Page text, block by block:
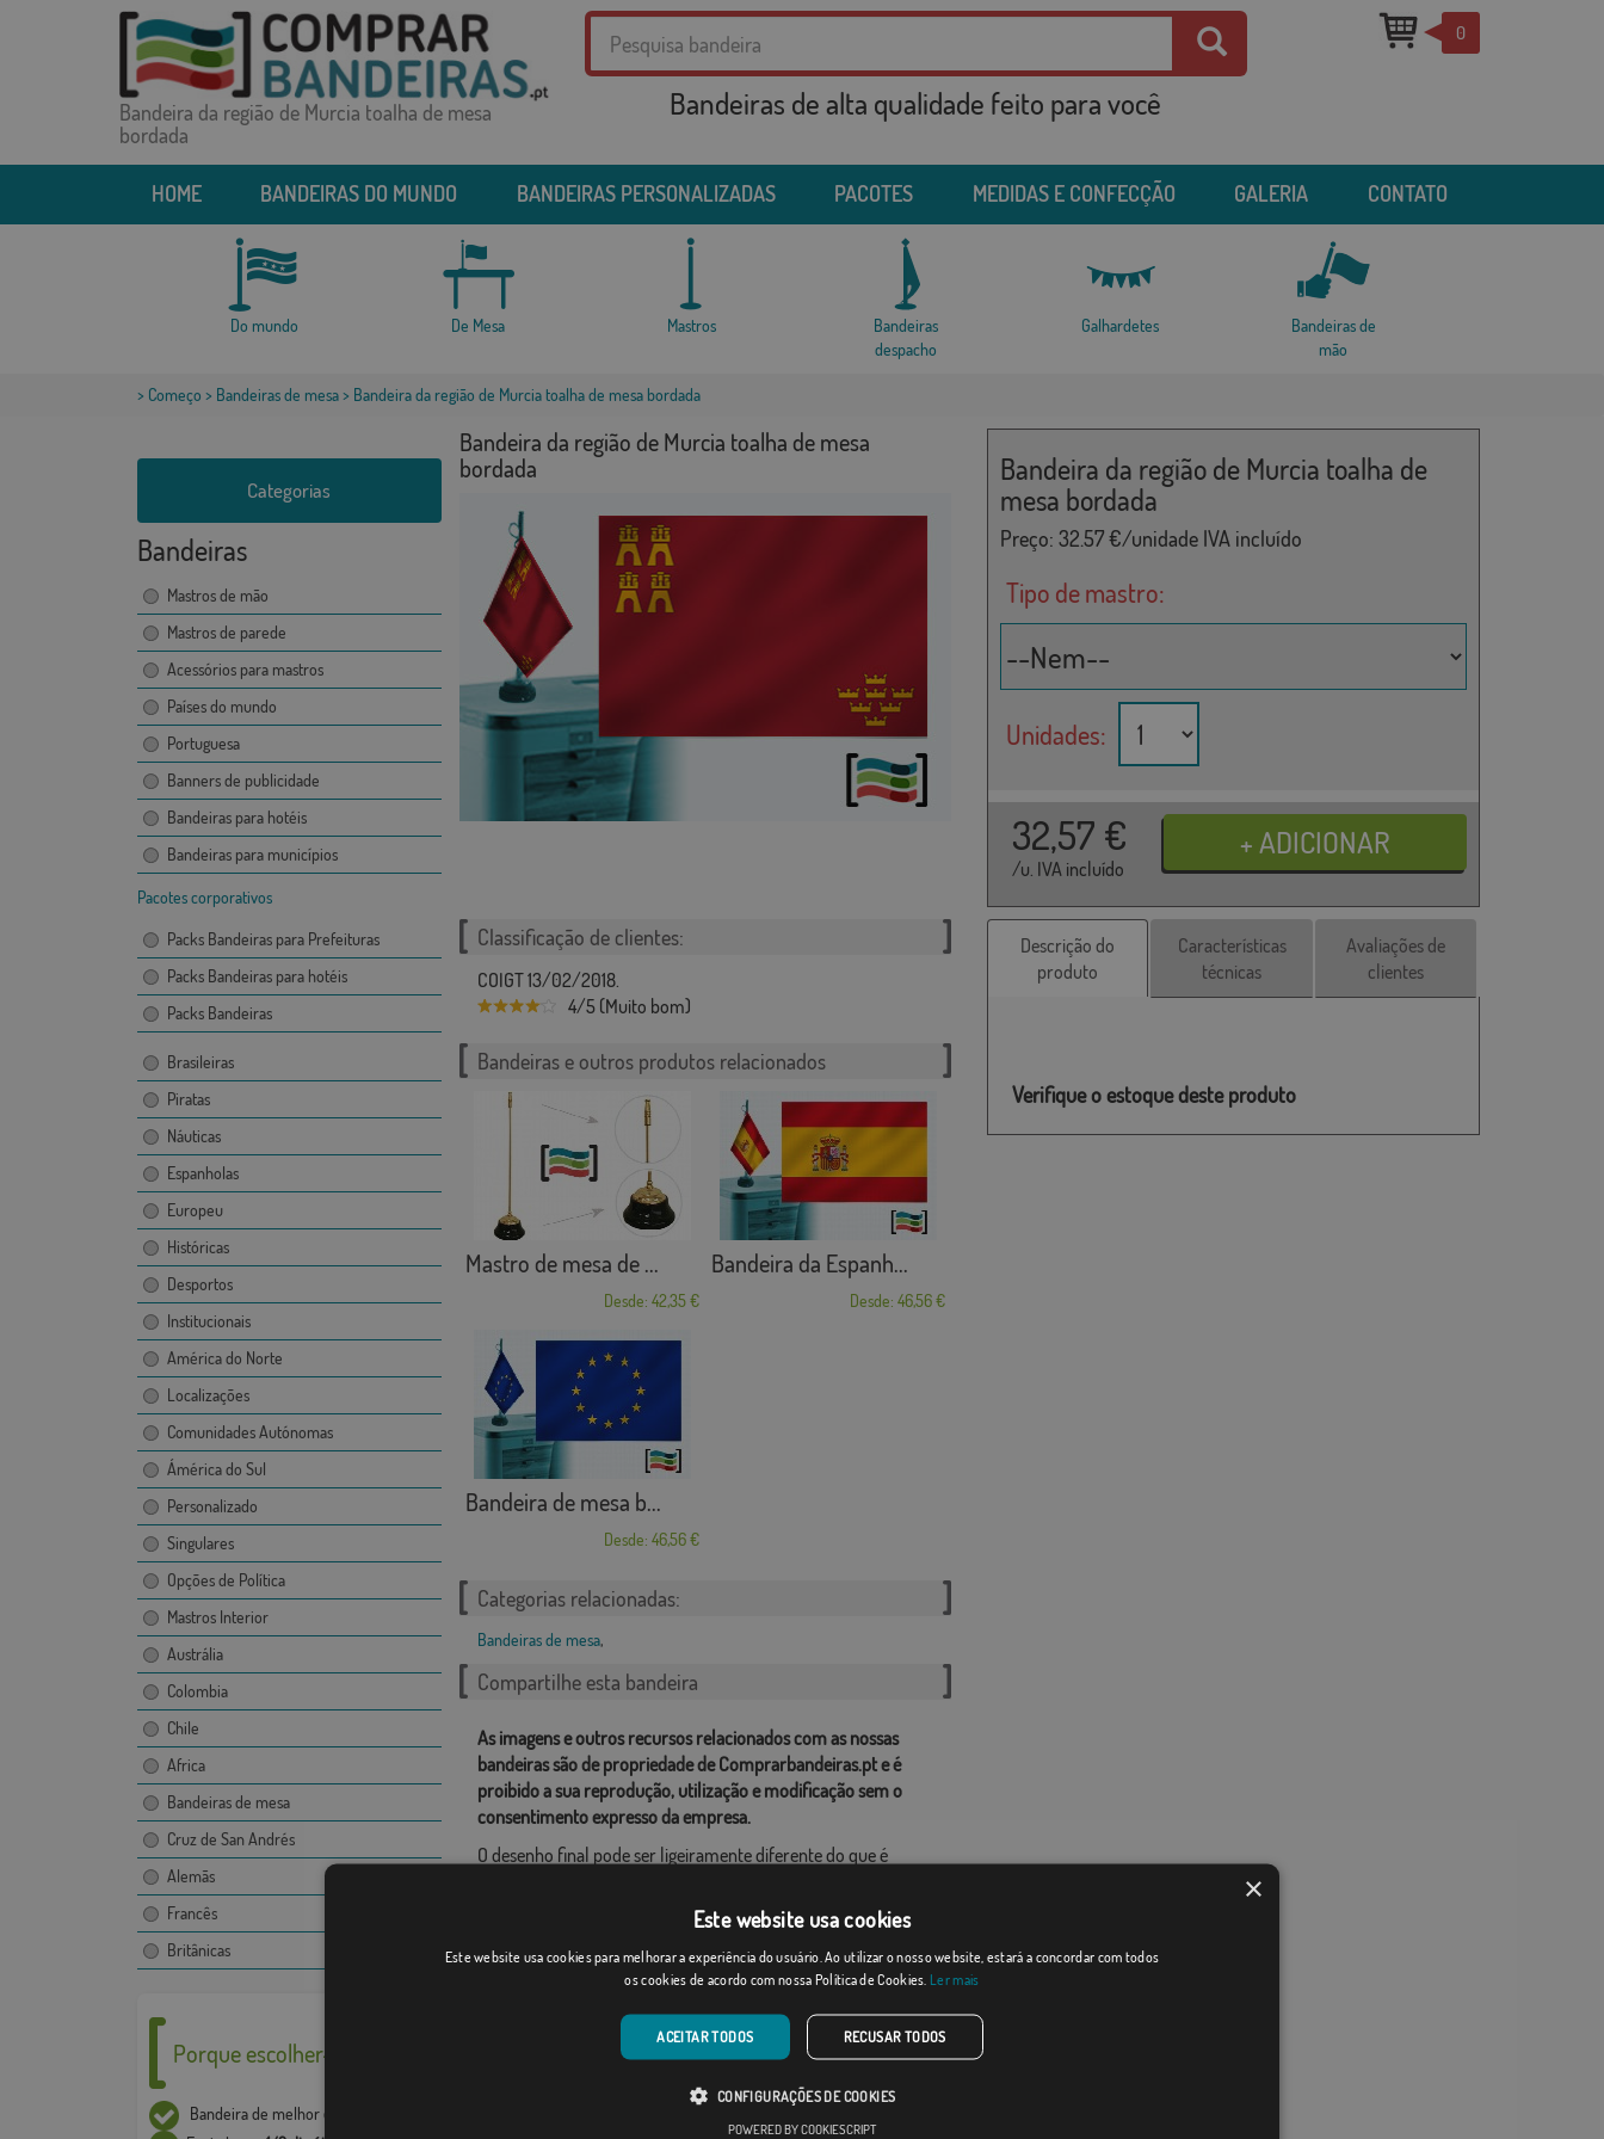
Bandeira da região de Murcia toalha de mesa
bordada
Bandeiras de alta qualidade feito para você
0
HOME BANDEIRAS DO MUNDO BANDEIRAS PERSONALIZADAS PACOTES MEDIDAS E CONFECÇÃO GALERIA CONTATO
Do mundo De Mesa Mastros
Bandeiras
despacho
Galhardetes
Bandeiras de
mão
> Começo > Bandeiras de mesa> Bandeira da região de Murcia toalha de mesa bordada
Categorias
Bandeiras
Mastros de mão
Mastros de parede
Acessórios para mastros
Países do mundo
Portuguesa
Banners de publicidade
Bandeiras para hotéis
Bandeiras para municípios
Pacotes corporativos
Packs Bandeiras para Prefeituras
Packs Bandeiras para hotéis
Packs Bandeiras
Brasileiras
Piratas
Náuticas
Espanholas
Europeu
Históricas
Desportos
Institucionais
América do Norte
Localizações
Comunidades Autónomas
Ámérica do Sul
Personalizado
Singulares
Opções de Política
Mastros Interior
Austrália
Colombia
Chile
Africa
Bandeiras de mesa
Cruz de San Andrés
Alemãs
Francês
Britânicas
Porque escolher-nos ___
Bandeira de melhorqualidade
Bandeira da região de Murcia toalha de mesa
bordada
Bandeira da região de Murcia toalha de
mesa bordada
Preço: 32.57€/unidade IVA incluído
Tipo de mastro:
Unidades:
32,57 €
/u. IVA incluído
Classificação de clientes:
COIGT 13/02/2018.
4/5 (Muito bom)
Bandeiras e outros produtos relacionados
Mastro de mesa de ...
Desde: 42,35 €
Bandeira da Espanh...
Desde: 46,56 €
Bandeira de mesa b...
Desde: 46,56 €
Categorias relacionadas:
Bandeiras de mesa,
Compartilhe esta bandeira
As imagens e outros recursos relacionados com as nossas
bandeiras são de propriedade de Comprarbandeiras.pt e é
proibido a sua reprodução, utilização e modificação sem o
consentimento expresso da empresa.
O desenho final pode ser ligeiramente diferente do que é
Devido ao formato de produção, pode haver uma variação de
+ / - 5% nas dimensões finais e tons de cores.
Descrição do
produto
Características
técnicas
Avaliações de
clientes
Verifique o estoque deste produto
×
Este website usa cookies
Este website usa cookies para melhorar a experiência do usuário. Ao utilizar o nosso website, estará a concordar com todos
os cookies de acordo com nossa Política de Cookies. Ler mais
ACEITAR TODOS RECUSAR TODOS
CONFIGURAÇÕES DE COOKIES
POWERED BY COOKIESCRIPT